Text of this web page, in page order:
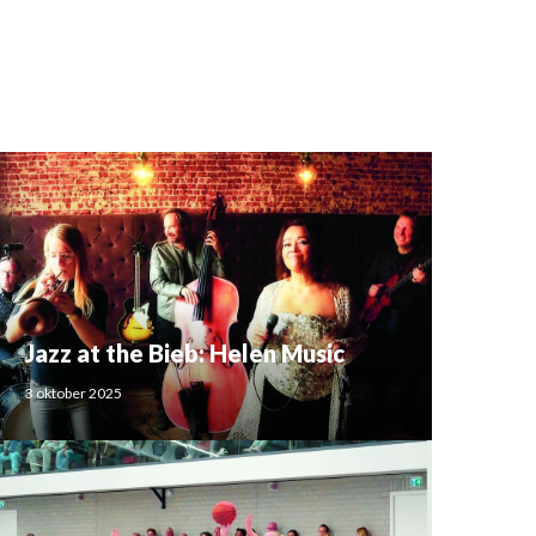
Jazz at the Bieb: Helen Music
3 oktober 2025